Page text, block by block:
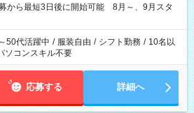
望に沿ったお仕事をご紹介します！ ※Wワ
ご覧のお仕事で希望する勤務時間と、もう1つ
間。 合計で週40時間を超える場合は応募でき
から最短3日後に開始可能 8月～、9月スタ
50代活躍中 / 服装自由 / シフト勤務 / 10名以
ソコンスキル不要
応募する 詳細へ